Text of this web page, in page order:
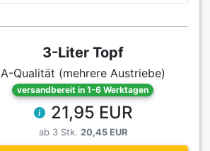
3-Liter Topf
A-Qualität (mehrere Austriebe)
versandbereit in 1-6 Werktagen
21,95 EUR
ab 3 Stk. 20,45 EUR